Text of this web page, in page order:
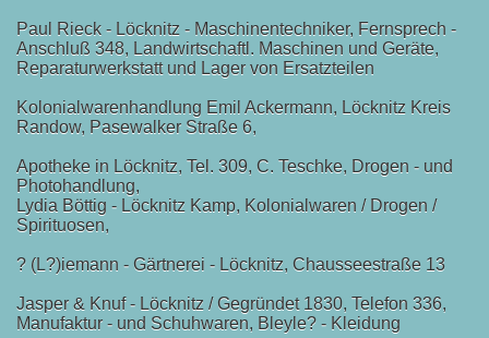
Paul Rieck - Löcknitz - Maschinentechniker, Fernsprech -
Anschluß 348, Landwirtschaftl. Maschinen und Geräte,
Reparaturwerkstatt und Lager von Ersatzteilen
Kolonialwarenhandlung Emil Ackermann, Löcknitz Kreis
Randow, Pasewalker Straße 6,
Apotheke in Löcknitz, Tel. 309, C. Teschke, Drogen - und
Photohandlung,
Lydia Böttig - Löcknitz Kamp, Kolonialwaren / Drogen /
Spirituosen,
? (L?)iemann - Gärtnerei - Löcknitz, Chausseestraße 13
Jasper & Knuf - Löcknitz / Gegründet 1830, Telefon 336,
Manufaktur - und Schuhwaren, Bleyle? - Kleidung